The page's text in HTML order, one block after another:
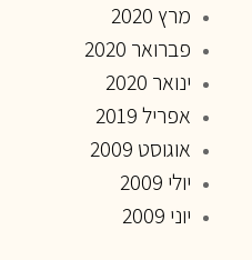
מרץ 2020
פברואר 2020
ינואר 2020
אפריל 2019
אוגוסט 2009
יולי 2009
יוני 2009